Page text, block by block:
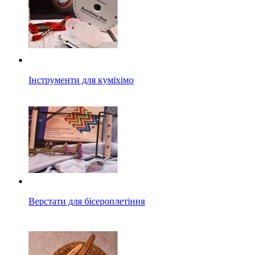
Інструменти для куміхімо
Верстати для бісероплетіння